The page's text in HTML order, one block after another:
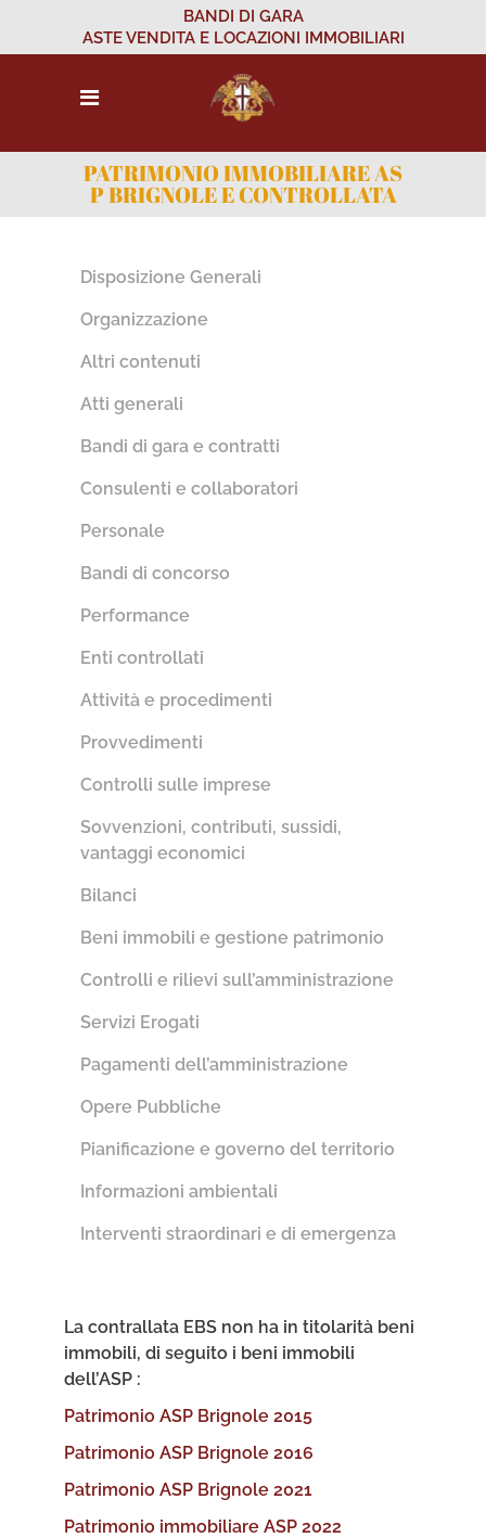
BANDI DI GARA
ASTE VENDITA E LOCAZIONI IMMOBILIARI
PATRIMONIO IMMOBILIARE AS
P BRIGNOLE E CONTROLLATA
Disposizione Generali
Organizzazione
Altri contenuti
Atti generali
Bandi di gara e contratti
Consulenti e collaboratori
Personale
Bandi di concorso
Performance
Enti controllati
Attività e procedimenti
Provvedimenti
Controlli sulle imprese
Sovvenzioni, contributi, sussidi,
vantaggi economici
Bilanci
Beni immobili e gestione patrimonio
Controlli e rilievi sull’amministrazione
Servizi Erogati
Pagamenti dell’amministrazione
Opere Pubbliche
Pianificazione e governo del territorio
Informazioni ambientali
Interventi straordinari e di emergenza
La contrallata EBS non ha in titolarità beni
immobili, di seguito i beni immobili
dell’ASP :
Patrimonio ASP Brignole 2015
Patrimonio ASP Brignole 2016
Patrimonio ASP Brignole 2021
Patrimonio immobiliare ASP 2022